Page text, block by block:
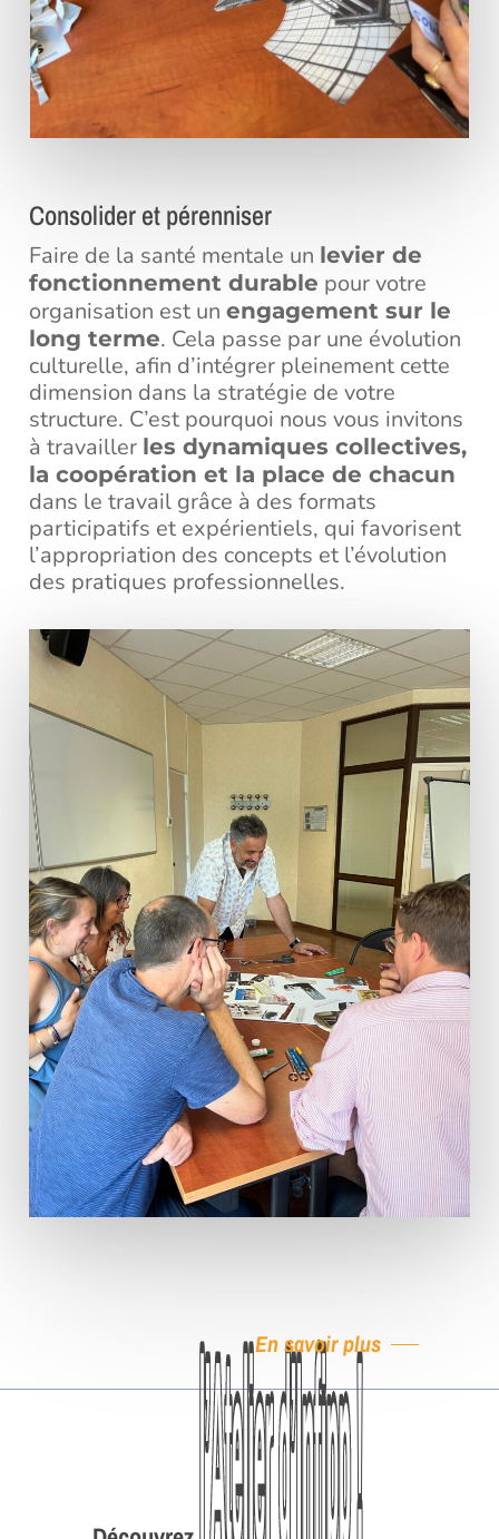
Consolider et pérenniser
Faire de la santé mentale un levier de
fonctionnement durable pour votre
organisation est un engagement sur le
long terme. Cela passe par une évolution
culturelle, afin d’intégrer pleinement cette
dimension dans la stratégie de votre
structure. C’est pourquoi nous vous invitons
à travailler les dynamiques collectives,
la coopération et la place de chacun
dans le travail grâce à des formats
participatifs et expérientiels, qui favorisent
l’appropriation des concepts et l’évolution
des pratiques professionnelles.
En savoir plus